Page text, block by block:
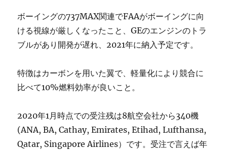
ボーイングの737MAX関連でFAAがボーイングに向
ける視線が厳しくなったこと、GEのエンジンのトラ
ブルがあり開発が遅れ、2021年に納入予定です。
特徴はカーボンを用いた翼で、軽量化により競合に
比べて10%燃料効率が良いこと。
2020年1月時点での受注残は8航空会社から340機
(ANA, BA, Cathay, Emirates, Etihad, Lufthansa,
Qatar, Singapore Airlines）です。受注で言えば年